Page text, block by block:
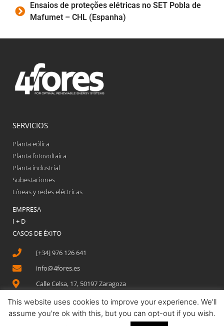
Ensaios de proteções elétricas no SET Pobla de
Mafumet – CHL (Espanha)
SERVICIOS
Planta eólica
Planta fotovoltaica
Planta industrial
Subestaciones
Líneas y redes eléctricas
EMPRESA
I + D
CASOS DE ÉXITO
[+34] 976 126 641
info@4fores.es
Calle Celsa, 17, 50197 Zaragoza
Política de privacidad Política de cookies
This website uses cookies to improve your experience. We'll
assume you're ok with this, but you can opt-out if you wish.